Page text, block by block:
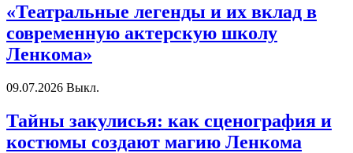
«Театральные легенды и их вклад в
современную актерскую школу
Ленкома»
09.07.2026 Выкл.
Тайны закулисья: как сценография и
костюмы создают магию Ленкома